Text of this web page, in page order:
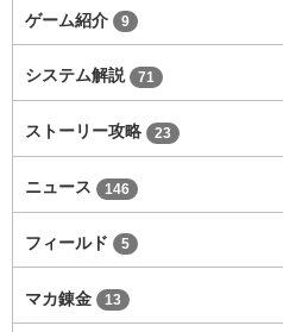
ゲーム紹介 9
システム解説 71
ストーリー攻略 23
ニュース 146
フィールド 5
マカ錬金 13